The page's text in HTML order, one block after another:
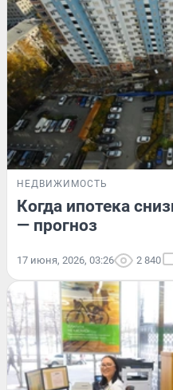
НЕДВИЖИМОСТЬ
Когда ипотека
— прогноз
17 июня, 2026, 03:26 2 840